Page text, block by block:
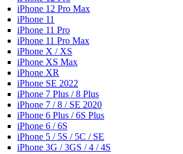
iPhone 12 Pro Max
iPhone 11
iPhone 11 Pro
iPhone 11 Pro Max
iPhone X / XS
iPhone XS Max
iPhone XR
iPhone SE 2022
iPhone 7 Plus / 8 Plus
iPhone 7 / 8 / SE 2020
iPhone 6 Plus / 6S Plus
iPhone 6 / 6S
iPhone 5 / 5S / 5C / SE
iPhone 3G / 3GS / 4 / 4S